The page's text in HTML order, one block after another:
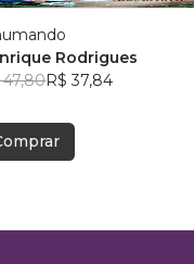
Rodrigues
47,80R$ 37,84